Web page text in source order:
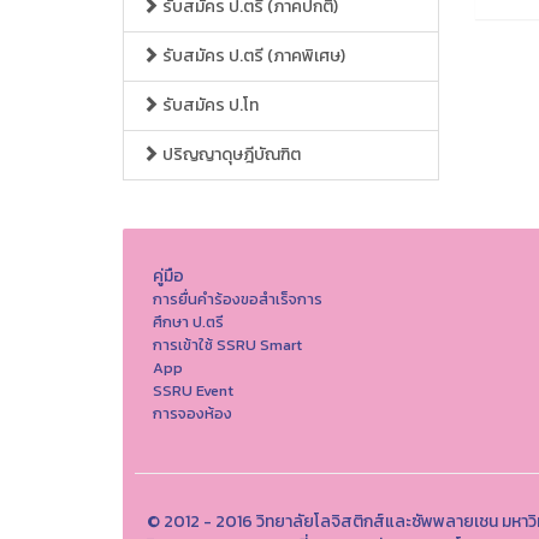
รับสมัคร ป.ตรี (ภาคปกติ)
รับสมัคร ป.ตรี (ภาคพิเศษ)
รับสมัคร ป.โท
ปริญญาดุษฎีบัณฑิต
คู่มือ
การยื่นคำร้องขอสำเร็จการ
ศึกษา ป.ตรี
การเข้าใช้ SSRU Smart
App
SSRU Event
การจองห้อง
© 2012 - 2016 วิทยาลัยโลจิสติกส์และซัพพลายเชน มห